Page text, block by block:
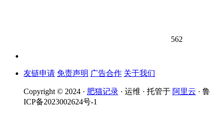
562
友链申请 免责声明 广告合作 关于我们
Copyright © 2024 · 肥猫记录 · 运维 · 托管于 阿里云 · 鲁
ICP备2023002624号-1